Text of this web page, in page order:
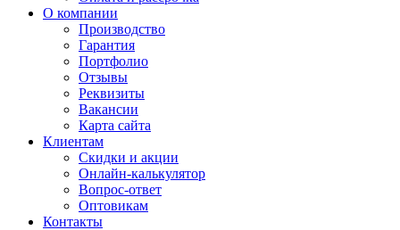
О компании
Производство
Гарантия
Портфолио
Отзывы
Реквизиты
Вакансии
Карта сайта
Клиентам
Скидки и акции
Онлайн-калькулятор
Вопрос-ответ
Оптовикам
Контакты